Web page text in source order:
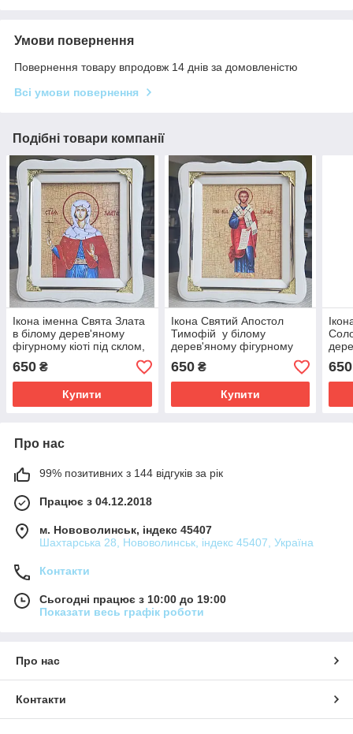
Умови повернення
Повернення товару впродовж 14 днів за домовленістю
Всі умови повернення
Подібні товари компанії
Ікона іменна Свята Злата
в білому дерев'яному
фігурному кіоті під склом,
розмір кіота 24*21, сюжет
15*18
650 ₴
Купити
Ікона Святий Апостол
Тимофій у білому
дерев'яному фігурному
кіота 24*21, сюжет15*18.
650₴
Купити
650
Про нас
99% позитивних з 144 відгуків за рік
Працює з 04.12.2018
м. Нововолинськ, індекс 45407
Шахтарська 28, Нововолинськ, індекс 45407, Україна
Контакти
Сьогодні працює з 10:00 до 19:00
Показати весь графік роботи
Про нас
Контакти